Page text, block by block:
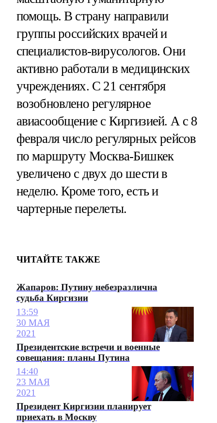
помощь. В страну направили
группы российских врачей и
специалистов-вирусологов. Они
активно работали в медицинских
учреждениях. С 21 сентября
возобновлено регулярное
авиасообщение с Киргизией. А с 8
февраля число регулярных рейсов
по маршруту Москва-Бишкек
увеличено с двух до шести в
неделю. Кроме того, есть и
чартерные перелеты.
ЧИТАЙТЕ ТАКЖЕ
Жапаров: Путину небезразлична
судьба Киргизии
13:59
30 МАЯ
2021
Президентские встречи и военные
совещания: планы Путина
14:40
23 МАЯ
2021
Президент Киргизии планирует
приехать в Москву